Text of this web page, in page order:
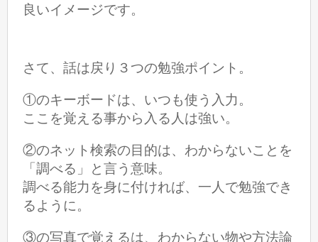
良いイメージです。
さて、話は戻り３つの勉強ポイント。
①のキーボードは、いつも使う入力。
ここを覚える事から入る人は強い。
②のネット検索の目的は、わからないことを
「調べる」と言う意味。
調べる能力を身に付ければ、一人で勉強でき
るように。
③の写真で覚えるは、わからない物や方法論